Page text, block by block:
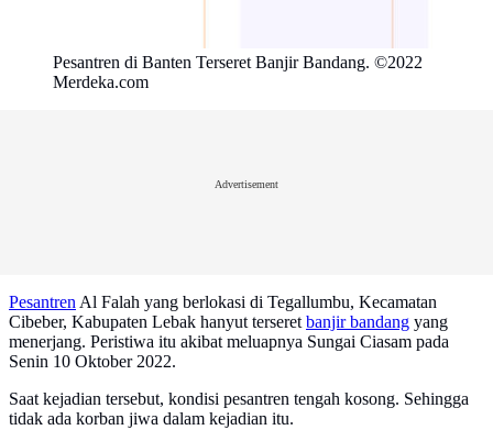
Pesantren di Banten Terseret Banjir Bandang. ©2022
Merdeka.com
Advertisement
PesantrenAl Falah yang berlokasi di Tegallumbu, Kecamatan
Cibeber, Kabupaten Lebak hanyut terseretbanjir bandang yang
menerjang. Peristiwa itu akibat meluapnya Sungai Ciasam pada
Senin 10 Oktober 2022.
Saat kejadian tersebut, kondisi pesantren tengah kosong. Sehingga
tidak ada korban jiwa dalam kejadian itu.